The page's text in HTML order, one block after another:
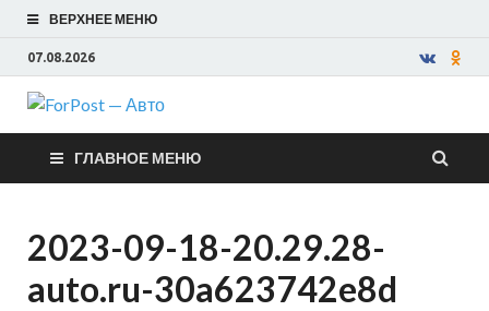
ВЕРХНЕЕ МЕНЮ
07.08.2026
ForPost —
Авто
ГЛАВНОЕ МЕНЮ
2023-09-18-20.29.28-
auto.ru-30a623742e8d